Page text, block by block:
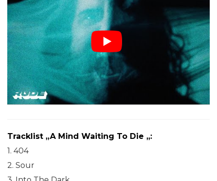
Tracklist „A Mind Waiting To Die „:
1. 404
2. Sour